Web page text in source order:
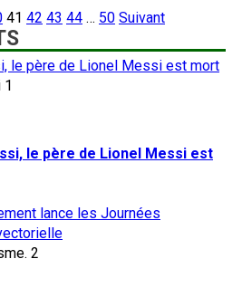
41 42 43 44 … 50 Suivant
le père de Lionel Messi est mort
1
le père de Lionel Messi est
lance les Journées
2